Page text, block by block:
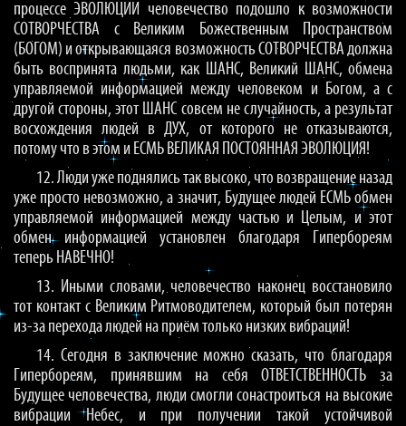
процессе ЭВОЛЮЦИИ человечество подошло к возможности
СОТВОРЧЕСТВА с Великим Божественным Пространством
(БОГОМ) и открывающаяся возможность СОТВОРЧЕСТВА должна
быть воспринята людьми, как ШАНС, Великий ШАНС, обмена
управляемой информацией между человеком и Богом, а с
другой стороны, этот ШАНС совсем не случайность, а результат
восхождения людей в ДУХ, от которого не отказываются,
потому что в этом и ЕСМЬ ВЕЛИКАЯ ПОСТОЯННАЯ ЭВОЛЮЦИЯ!
12. Люди уже поднялись так высоко, что возвращение назад
уже просто невозможно, а значит, Будущее людей ЕСМЬ обмен
управляемой информацией между частью и Целым, и этот
обмен информацией установлен благодаря Гипербореям
теперь НАВЕЧНО!
13. Иными словами, человечество наконец восстановило
тот контакт с Великим Ритмоводителем, который был потерян
из-за перехода людей на приём только низких вибраций!
14. Сегодня в заключение можно сказать, что благодаря
Гипербореям, принявшим на себя ОТВЕТСТВЕННОСТЬ за
Будущее человечества, люди смогли сонастроиться на высокие
вибрации Небес, и при получении такой устойчивой